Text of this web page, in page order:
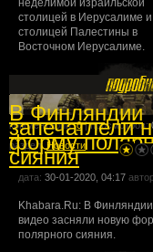
неделимой израильской
столицей в Иерусалиме и
столицей Палестины в
Восточном Иерусалиме.
комментарии:0| просмотров:
раздел: Новости
В Финляндии
запечатлели
форму
сияния
дата: 30-01-2020, 04:17
Khabara.Ru: В
видео засняли новую
полярного сияния.